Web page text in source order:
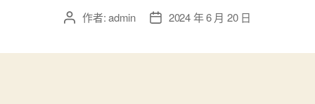
文 作者:admin
文 2024 年 6 月 20 日